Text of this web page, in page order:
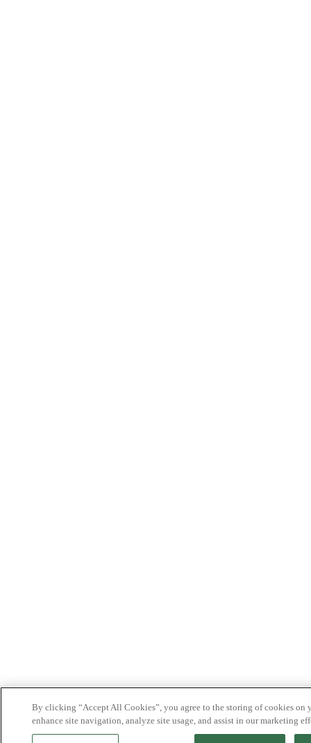
By clicking “Accept All Cookies”, you agree to the storing of cookies on
enhance site navigation, analyze site usage, and assist in our marketing